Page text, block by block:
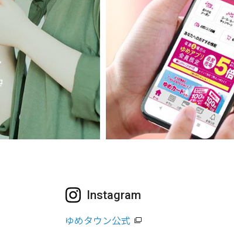
Instagram
ゆめタウン公式